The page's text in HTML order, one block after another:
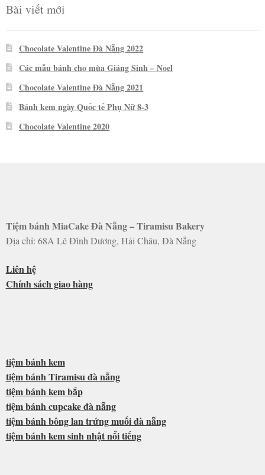
Bài viết mới
Chocolate Valentine Đà Nẵng 2022
Các mẫu bánh cho mùa Giáng Sinh – Noel
Chocolate Valentine Đà Nẵng 2021
Bánh kem ngày Quốc tế Phụ Nữ 8-3
Chocolate Valentine 2020
Tiệm bánh MiaCake Đà Nẵng – Tiramisu Bakery
Địa chỉ: 68A Lê Đình Dương, Hải Châu, Đà Nẵng
Liên hệ
Chính sách giao hàng
tiệm bánh kem
tiệm bánh Tiramisu đà nẵng
tiệm bánh kem bắp
tiệm bánh cupcake đà nẵng
tiệm bánh bông lan trứng muối đà nẵng
tiệm bánh kem sinh nhật nổi tiếng